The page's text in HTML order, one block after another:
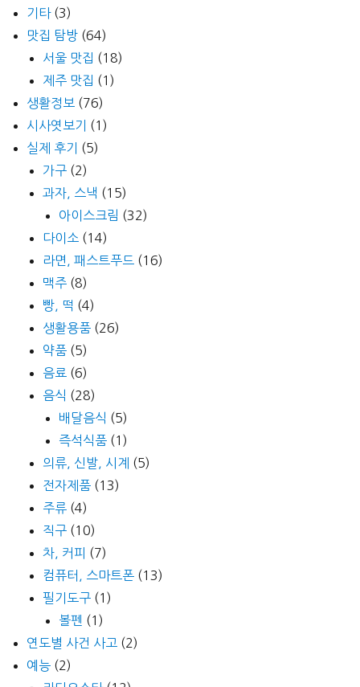
기타(3)
맛집 탐방 (64)
서울 맛집 (18)
제주 맛집 (1)
생활정보 (76)
시사엿보기
(1)
실제 후기
(5)
가구 (2)
과자, 스낵 (15)
아이스크림 (32)
다이소 (14)
라면, 패스트푸드 (16)
맥주 (8)
빵, 떡 (4)
생활용품 (26)
약품 (5)
음료 (6)
음식 (28)
배달음식 (5)
즉석식품 (1)
의류, 신발, 시계
(5)
전자제품 (13)
주류 (4)
직구 (10)
차, 커피 (7)
컴퓨터, 스마트폰 (13)
필기도구 (1)
볼펜 (1)
연도별 사건 사고 (2)
예능 (2)